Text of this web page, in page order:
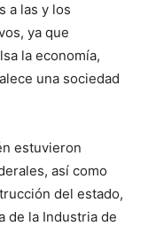
a las y los
ya que
la economía,
una sociedad
estuvieron
así como
del estado,
de la Industria de